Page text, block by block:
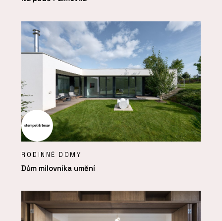
RODINNÉ DOMY
Dům milovníka umění